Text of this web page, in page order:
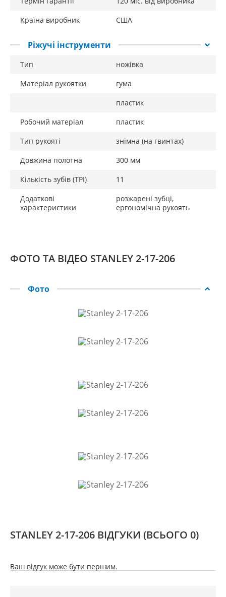
Країна виробник
США
Ріжучі інструменти
Тип
ножівка
Матеріал рукоятки
гума
пластик
Робочий матеріал
пластик
Тип рукояті
знімна (на гвинтах)
Довжина полотна
300 мм
Кількість зубів (TPI)
11
Додаткові
характеристики
розжарені зубці,
ергономічна рукоять
ФОТО ТА ВІДЕО STANLEY 2-17-206
Фото
STANLEY 2-17-206 ВІДГУКИ (ВСЬОГО 0)
Ваш відгук може бути першим.